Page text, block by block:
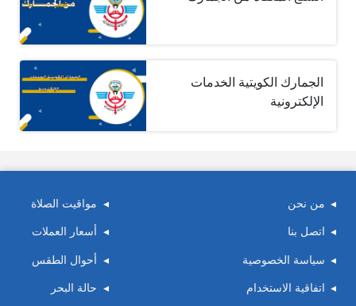
الجمارك الكويتية الخدمات
الإلكترونية
من نحن
اتصل بنا
سياسة الخصوصية
اتفاقية الاستخدام
مواقيت الصلاة
أسعار العملات
أحوال الطقس
حالة البحر